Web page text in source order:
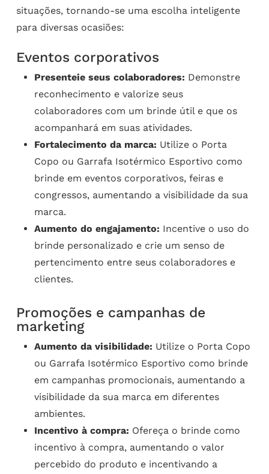
situações, tornando-se uma escolha inteligente
para diversas ocasiões:
Eventos corporativos
Presenteie seus colaboradores: Demonstre
reconhecimento e valorize seus
colaboradores com um brinde útil e que os
acompanhará em suas atividades.
Fortalecimento da marca: Utilize o Porta
Copo ou Garrafa Isotérmico Esportivo como
brinde em eventos corporativos, feiras e
congressos, aumentando a visibilidade da sua
marca.
Aumento do engajamento: Incentive o uso do
brinde personalizado e crie um senso de
pertencimento entre seus colaboradores e
clientes.
Promoções e campanhas de
marketing
Aumento da visibilidade: Utilize o Porta Copo
ou Garrafa Isotérmico Esportivo como brinde
em campanhas promocionais, aumentando a
visibilidade da sua marca em diferentes
ambientes.
Incentivo à compra: Ofereça o brinde como
incentivo à compra, aumentando o valor
percebido do produto e incentivando a